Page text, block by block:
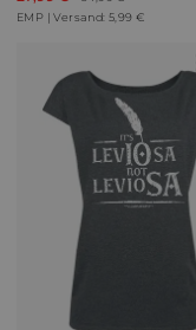
EMP | Versand: 5,99 €